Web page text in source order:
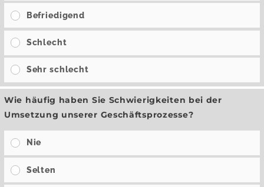
Befriedigend
Schlecht
Sehr schlecht
Wie häufig haben Sie Schwierigkeiten bei der
Umsetzung unserer Geschäftsprozesse?
Nie
Selten